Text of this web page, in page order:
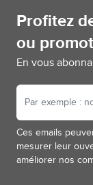
Profitez
ou
En vous
Ces emails
mesurer leur
améliorer nos